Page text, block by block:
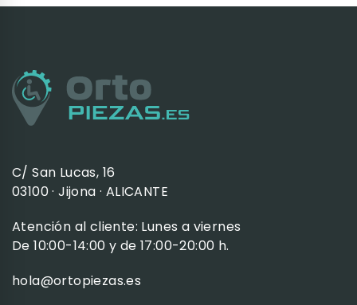
C/ San Lucas, 16
03100 · Jijona · ALICANTE
Atención al cliente: Lunes a viernes
De 10:00-14:00 y de 17:00-20:00 h.
hola@ortopiezas.es